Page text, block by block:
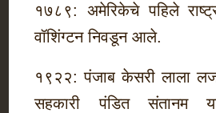
१७८९: अमेरिकेचे पहिले
वॉशिंग्टन निवडून आले.
१९२२: पंजाब केसरी लाला
सहकारी पंडित संतानम